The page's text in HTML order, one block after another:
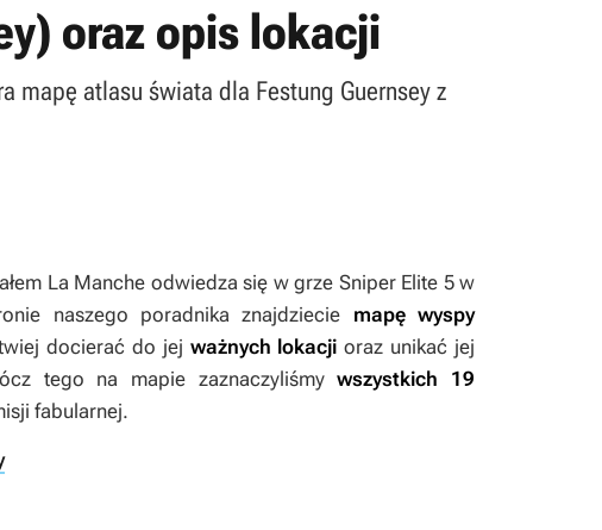
oraz opis lokacji
mapę atlasu świata dla Festung Guernsey z
La Manche odwiedza się w grze Sniper Elite 5 w
naszego poradnika znajdziecie mapę wyspy
docierać do jej ważnych lokacjioraz unikać jej
tego na mapie zaznaczyliśmywszystkich 19
fabularnej.